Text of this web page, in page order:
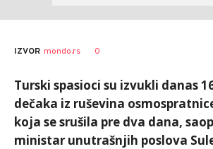
IZVOR mondo.rs 0
Turski spasioci su izvukli danas
dečaka iz ruševina
koja se srušila pre dva dana,
ministar unutrašnjih poslova